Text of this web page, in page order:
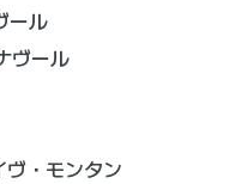
ール
ヴール
ヴ・モンタン